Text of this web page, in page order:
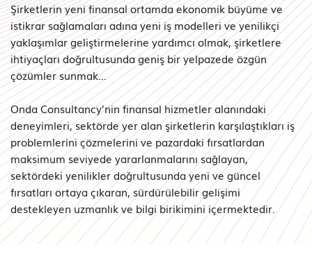
Şirketlerin yeni finansal ortamda ekonomik büyüme ve
istikrar sağlamaları adına yeni iş modelleri ve yenilikçi
yaklaşımlar geliştirmelerine yardımcı olmak, şirketlere
ihtiyaçları doğrultusunda geniş bir yelpazede özgün
çözümler sunmak…
Onda Consultancy’nin finansal hizmetler alanındaki
deneyimleri, sektörde yer alan şirketlerin karşılaştıkları iş
problemlerini çözmelerini ve pazardaki fırsatlardan
maksimum seviyede yararlanmalarını sağlayan,
sektördeki yenilikler doğrultusunda yeni ve güncel
fırsatları ortaya çıkaran, sürdürülebilir gelişimi
destekleyen uzmanlık ve bilgi birikimini içermektedir.